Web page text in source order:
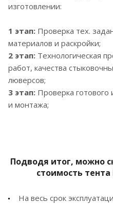
изготовлении:
1 этап: Проверка тех.
материалов и раскройки;
2 этап: Технологическая
работ, качества
люверсов;
3 этап: Проверка готового
и монтажа;
Подводя итог, можно
стоимость
На весь срок